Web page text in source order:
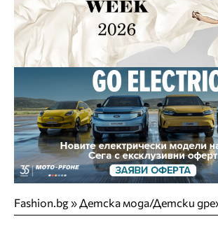
Fashion.bg»Детска мода/Детски